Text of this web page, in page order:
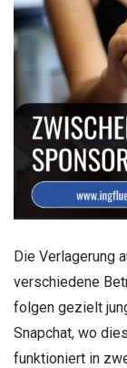
Die Verlagerung
verschiedene
folgen gezielt
Snapchat, wo
funktioniert in